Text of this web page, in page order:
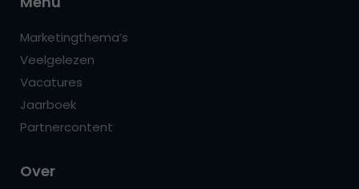
Marketingthema’s
Veelgelezen
Vacatures
Jaarboek
Partnercontent
Over